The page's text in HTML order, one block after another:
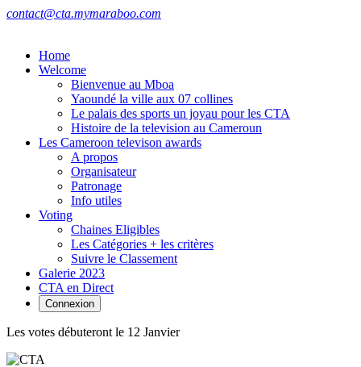
contact@cta.mymaraboo.com
Home
Welcome
Bienvenue au Mboa
Yaoundé la ville aux 07 collines
Le palais des sports un joyau pour les CTA
Histoire de la television au Cameroun
Les Cameroon televison awards
A propos
Organisateur
Patronage
Info utiles
Voting
Chaines Eligibles
Les Catégories + les critères
Suivre le Classement
Galerie 2023
CTA en Direct
Connexion
Les votes débuteront le 12 Janvier